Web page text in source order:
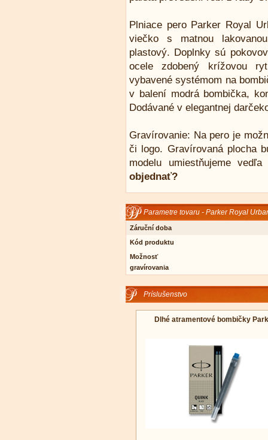
Plniace pero Parker Royal
viečko s matnou
plastový. Doplnky sú
ocele zdobený krížovou
vybavené systémom na
v balení modrá bombička,
Dodávané v elegantnej
Gravírovanie: Na pero je
či logo. Gravírovaná plocha
modelu umiestňujeme
objednať?
Parametre tovaru - Parker Royal
Záruční doba
Kód produktu
Možnosť
gravírovania
Príslušenstvo
Dlhé atramentové bombičky